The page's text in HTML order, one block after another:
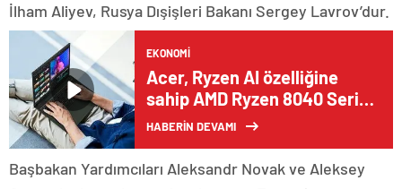
İlham Aliyev, Rusya Dışişleri Bakanı Sergey Lavrov’dur.
EKONOMI
Acer, Ryzen AI özelliğine
sahip AMD Ryzen 8040 Serisi
İşlemcilerle Donatılan Yeni
Bilgisayarlarını Satışa Sundu
HABERİN DEVAMI
Başbakan Yardımcıları Aleksandr Novak ve Aleksey